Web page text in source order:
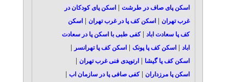
اسکن پای صاف در طرشت |اسکن پای کودکان در
غرب تهران |اسکن کف پا در غرب تهران |اسکن
کف پا سعادت اباد |کفی طبی با اسکن پا در سعادت
اباد |اسکن کف پا پونک |اسکن کف پا تهرانسر
اسکن کف پا گیشا |ارتوپدی فنی غرب تهران
اسکن پا مرزداران |کفی صافی پا در سازمان اب